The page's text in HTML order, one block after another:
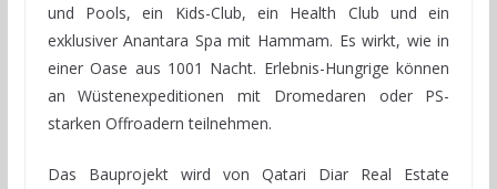
und Pools, ein Kids-Club, ein Health Club und ein
exklusiver Anantara Spa mit Hammam. Es wirkt, wie in
einer Oase aus 1001 Nacht. Erlebnis-Hungrige können
an Wüstenexpeditionen mit Dromedaren oder PS-
starken Offroadern teilnehmen.
Das Bauprojekt wird von Qatari Diar Real Estate